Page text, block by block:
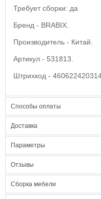
Требует сборки: да
Бренд - BRABIX.
Производитель - Китай.
Артикул - 531813.
Штрихкод -
Способы оплаты
Доставка
Параметры
Отзывы
Сборка мебели